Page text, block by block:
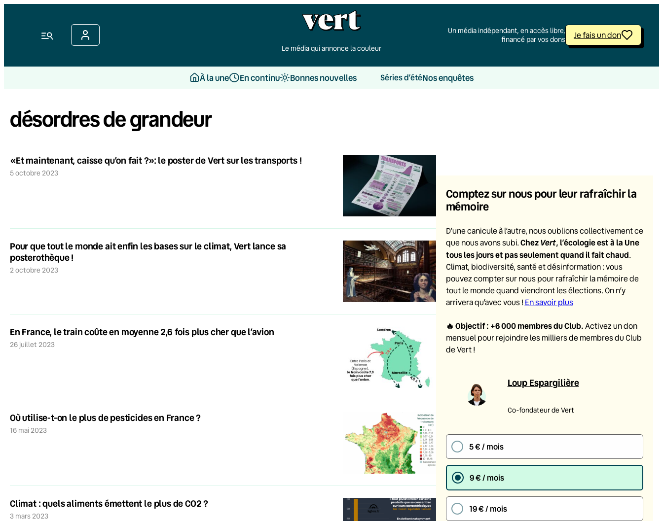
Menu
Le média qui annonce la couleur
Un média indépendant, en accès libre,
financé par vos dons
Je fais un don
À la une En continu Bonnes nouvelles Séries d’étéNos enquêtes
désordres de grandeur
«Et maintenant, caisse qu’on fait ?»: le poster de Vert sur les transports !
5 octobre 2023
Pour que tout le monde ait enfin les bases sur le climat, Vert lance sa
posterothèque !
2 octobre 2023
En France, le train coûte en moyenne 2,6 fois plus cher que l’avion
26 juillet 2023
Où utilise-t-on le plus de pesticides en France ?
16 mai 2023
Climat : quels aliments émettent le plus de CO2 ?
3 mars 2023
Comptez sur nous pour leur rafraîchir la
mémoire
D’une canicule à l’autre, nous oublions collectivement ce
que nous avons subi. ChezVert, l’écologie est à la Une
tous les jours et pas seulement quand il fait chaud.
Climat, biodiversité, santé et désinformation : vous
pouvez compter sur nous pour rafraîchir la mémoire de
tout le monde quand viendront les élections. On n’y
arrivera qu’avec vous ! En savoir plus
🔥 Objectif : +6 000 membres du Club. Activez un don
mensuel pour rejoindre les milliers de membres du Club
de Vert !
Loup Espargilière
Co-fondateur de Vert
5 € / mois
9 € / mois
19 € / mois